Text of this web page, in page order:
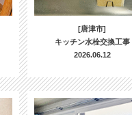
[唐津市]
キッチン水栓交換工事
2026.06.12